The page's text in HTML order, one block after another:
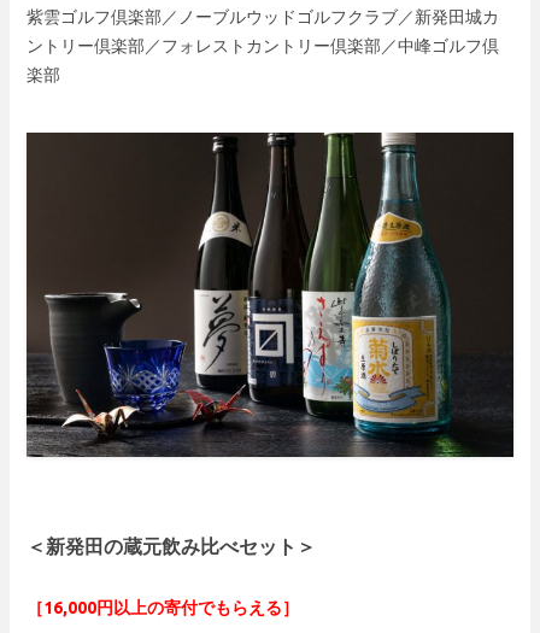
紫雲ゴルフ倶楽部／ノーブルウッドゴルフクラブ／新発田城カ
ントリー倶楽部／フォレストカントリー倶楽部／中峰ゴルフ倶
楽部
＜新発田の蔵元飲み比べセット＞
［16,000円以上の寄付でもらえる］